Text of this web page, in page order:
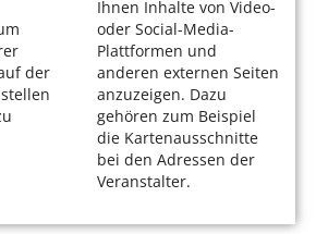
der
Ihnen Inhalte von Video-
oder Social-Media-
Plattformen und
anderen externen Seiten
anzuzeigen. Dazu
gehören zum Beispiel
die Kartenausschnitte
bei den Adressen der
Veranstalter.